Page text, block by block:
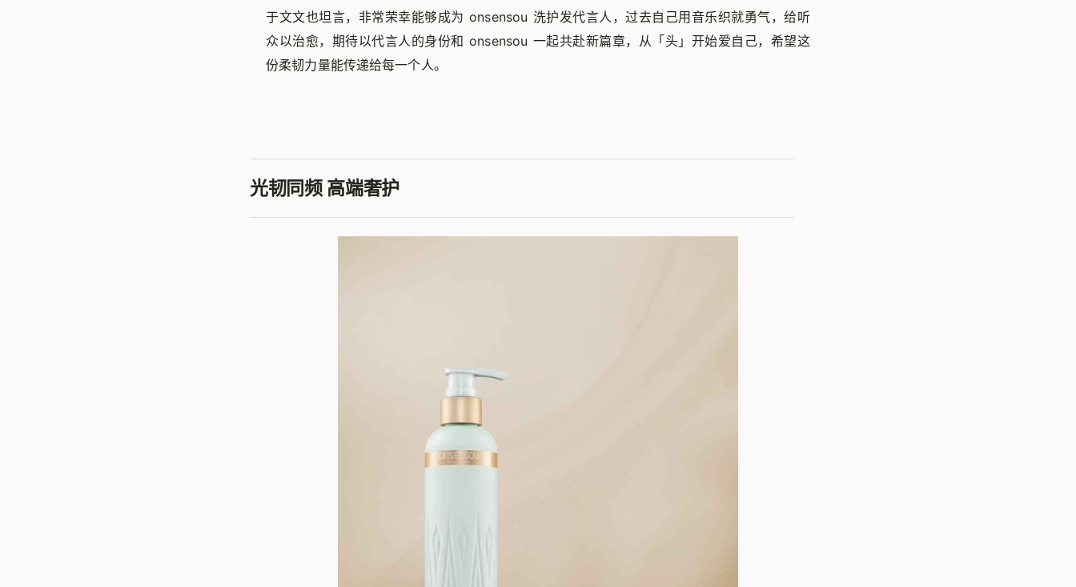
于文文也坦言，非常荣幸能够成为 onsensou 洗护发代言人，过去自己用音乐织就勇气，给听
众以治愈，期待以代言人的身份和 onsensou 一起共赴新篇章，从「头」开始爱自己，希望这
份柔韧力量能传递给每一个人。
光韧同频 高端奢护